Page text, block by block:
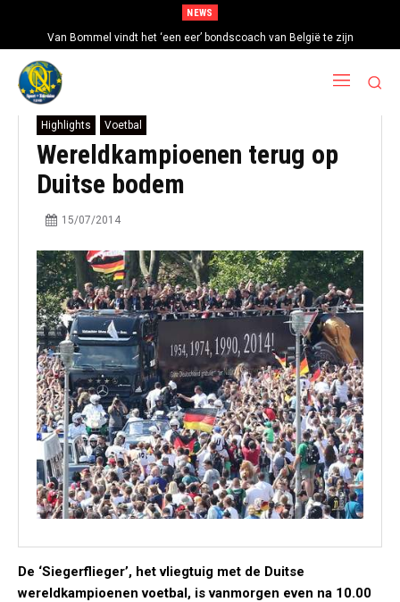
NEWS
Van Bommel vindt het ‘een eer’ bondscoach van België te zijn
Highlights Voetbal
Wereldkampioenen terug op
Duitse bodem
15/07/2014
De ‘Siegerflieger’, het vliegtuig met de Duitse
wereldkampioenen voetbal, is vanmorgen even na 10.00